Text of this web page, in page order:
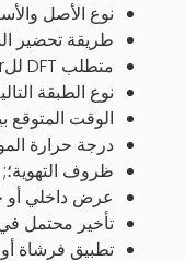
نوع الأصل
طريقة تحضير
متطلب DFT للprimer؛;
نوع الطبقة
الوقت المتوقع
درجة حرارة
ظروف التهوية؛;
عرض داخلي أو
تأخير محتمل
تطبيق فرشاة